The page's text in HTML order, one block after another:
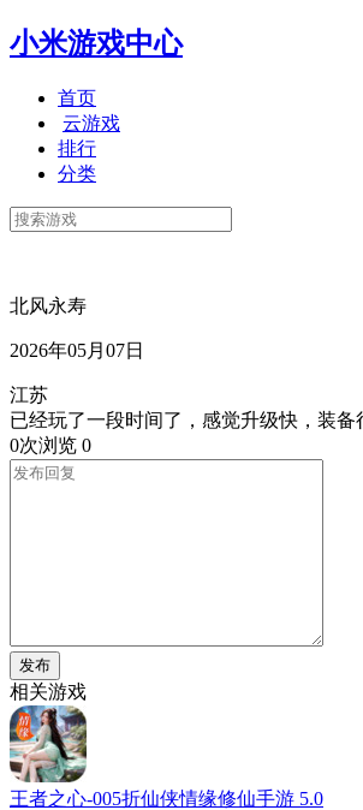
小米游戏中心
首页
云游戏
排行
分类
北风永寿
2026年05月07日
江苏
已经玩了一段时间了，感觉升级快，装
0次浏览 0
发布
相关游戏
王者之心-005折仙侠情缘修仙手游 5.0